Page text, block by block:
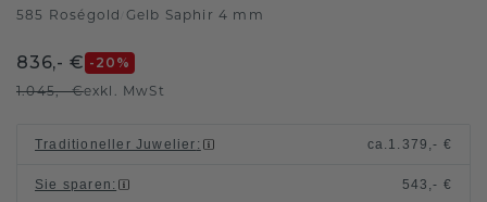
585 Roségold Gelb Saphir 4 mm
836,- € -20 %
1.045,- €exkl. MwSt
Traditioneller Juwelier : ca. 1.379,- €
Sie sparen : 543,- €